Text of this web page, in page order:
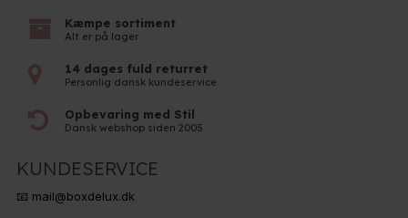
Kæmpe sortiment
Alt er på lager
14 dages fuld returret
Personlig dansk kundeservice
Opbevaring med Stil
Dansk webshop siden 2005
KUNDESERVICE
📧 mail@boxdelux.dk